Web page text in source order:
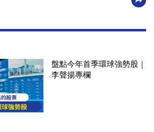
盤點今年首季環球強勢股｜
李聲揚專欄